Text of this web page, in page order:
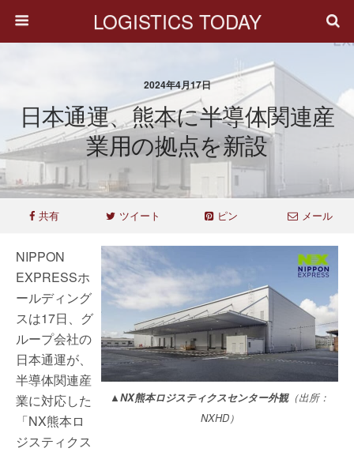
LOGISTICS TODAY
2024年4月17日
日本通運、熊本に半導体関連産
業用の拠点を新設
共有 ツイート ピン メール
▲NX熊本ロジスティクスセンター外観（出所：
NXHD）
NIPPON
EXPRESSホ
ールディング
スは17日、グ
ループ会社の
日本通運が、
半導体関連産
業に対応した
「NX熊本ロ
ジスティクス